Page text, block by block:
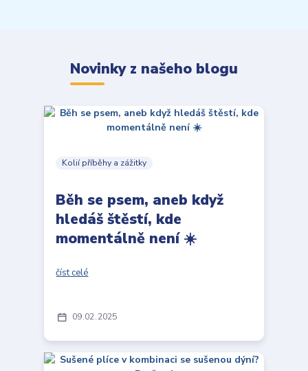
Novinky z našeho blogu
09 02 2025
Kolií příběhy a zážitky
Běh se psem, aneb když
hledáš štěstí, kde
momentálně není ☀️
číst celé